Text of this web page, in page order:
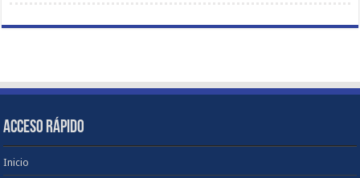
ACCESO RÁPIDO
Inicio